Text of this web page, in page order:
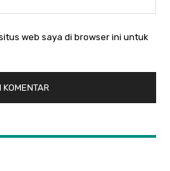
web saya di browser ini untuk